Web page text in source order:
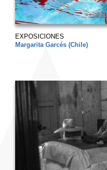
EXPOSICIONES
Margarita Garcés (Chile)